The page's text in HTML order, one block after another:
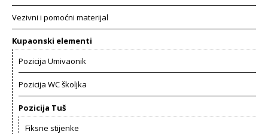
Vezivni i pomoćni materijal
Kupaonski elementi
Pozicija Umivaonik
Pozicija WC školjka
Pozicija Tuš
Fiksne stijenke